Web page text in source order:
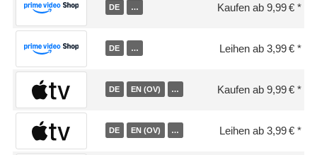
DE … Kaufen ab 9,99 €
DE … Leihen ab 3,99 €
DE EN (OV) … Kaufen ab 9,99 €
DE EN (OV) … Leihen ab 3,99 €